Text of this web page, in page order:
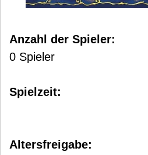
Anzahl der Spieler:
0 Spieler
Spielzeit:
Altersfreigabe: